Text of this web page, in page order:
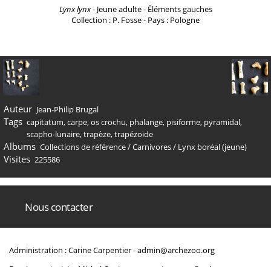
Lynx lynx- Jeune adulte - Éléments gauches
Collection : P. Fosse - Pays : Pologne
Auteur Jean-Philip Brugal
Tags capitatum,carpe,os crochu, phalange, pisiforme, pyramidal,
scapho-lunaire,trapèze,trapézoïde
Albums Collections de référence/Carnivores/ Lynx boréal (jeune)
Visites 225586
Nous contacter
Administration : Carine Carpentier -admin@archezoo.org